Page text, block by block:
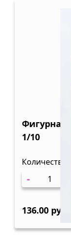
Фигурная
1/10
Количество
-
136.00 руб